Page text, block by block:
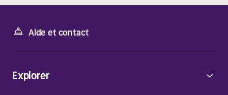
Aide et contact
Explorer